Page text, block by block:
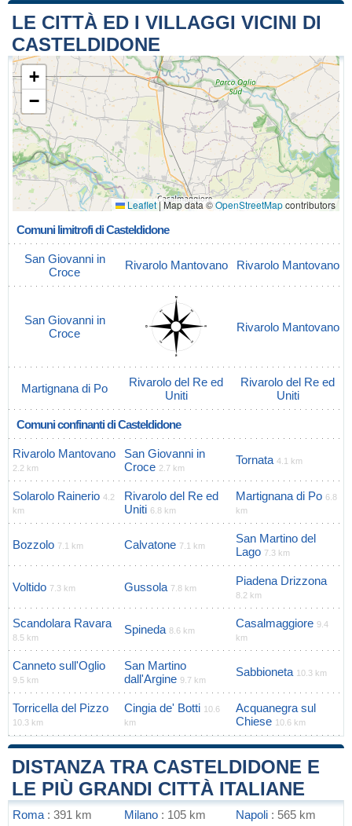
LE CITTÀ ED I VILLAGGI VICINI DI
CASTELDIDONE
+
−
Leaflet|Map data ©OpenStreetMapcontributors
Comuni limitrofi di Casteldidone
San Giovanni in
Croce
Rivarolo Mantovano Rivarolo Mantovano
San Giovanni in
Croce
Rivarolo Mantovano
Martignana di Po
Rivarolo del Re ed
Uniti
Rivarolo del Re ed
Uniti
Comuni confinanti di Casteldidone
Rivarolo Mantovano
2.2 km
San Giovanni in
Croce 2.7 km
Tornata 4.1 km
Solarolo Rainerio 4.2
km
Rivarolo del Re ed
Uniti 6.8 km
Martignana di Po 6.8
km
Bozzolo 7.1 km Calvatone 7.1 km
San Martino del
Lago 7.3 km
Voltido 7.3 km Gussola 7.8 km
Piadena Drizzona
8.2 km
Scandolara Ravara
8.5 km
Spineda 8.6 km
Casalmaggiore 9.4
km
Canneto sull'Oglio
9.5 km
San Martino
dall'Argine 9.7 km
Sabbioneta 10.3 km
Torricella del Pizzo
10.3 km
Cingia de' Botti 10.6
km
Acquanegra sul
Chiese 10.6 km
DISTANZA TRA CASTELDIDONE E
LE PIÙ GRANDI CITTÀ ITALIANE
Roma : 391 km Milano : 105 km Napoli : 565 km